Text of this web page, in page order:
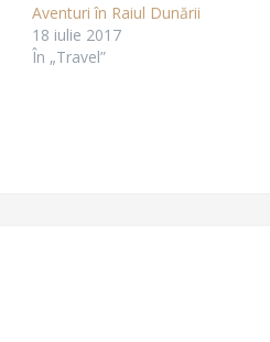
Aventuri în Raiul Dunării
18 iulie 2017
În „Travel”